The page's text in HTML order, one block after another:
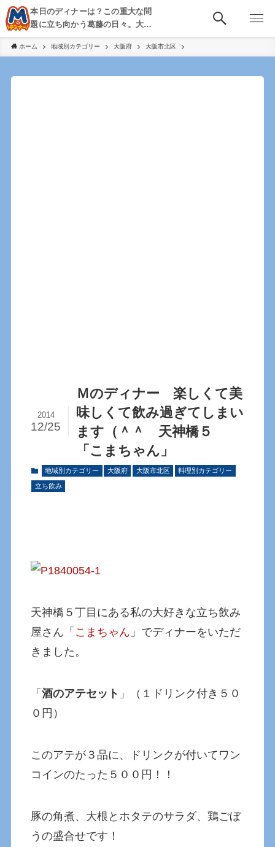
本日のディナーは？この重大な問
題に立ち向かう葛藤の日々。大
阪・京都・神戸を中心とした食べ
歩き、飲み歩きを綴る。
ホーム 地域別カテゴリー 大阪府 大阪市北区
Ｍのディナー 楽しくて美
味しくて飲み過ぎてしまい
ます（＾＾ 天神橋５
「こまちゃん」
2014
12/25
地域別カテゴリー 大阪府 大阪市北区 料理別カテゴリー
立ち飲み
天神橋５丁目にある私の大好きな立ち飲み
屋さん「 こまちゃん 」でディナーをいただ
きました。
「酒のアテセット 」（１ドリンク付き５０
０円）
このアテが３品に、ドリンクが付いてワン
コインのたった５００円！！
豚の角煮、大根とホタテのサラダ、鶏ごぼ
うの盛合せです！